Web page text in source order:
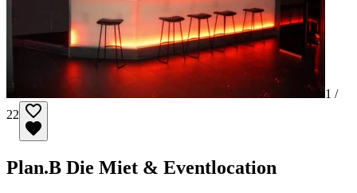
1 /
22
Plan.B Die Miet & Eventlocation